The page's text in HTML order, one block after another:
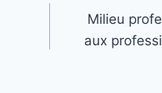
Milieu
aux